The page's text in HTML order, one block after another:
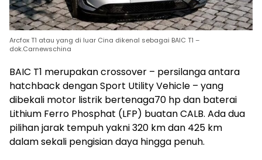
Arcfox T1 atau yang di luar Cina dikenal sebagai BAIC T1 –
dok.Carnewschina
BAIC T1 merupakan crossover – persilanga antara
hatchback dengan Sport Utility Vehicle – yang
dibekali motor listrik bertenaga70 hp dan baterai
Lithium Ferro Phosphat (LFP) buatan CALB. Ada dua
pilihan jarak tempuh yakni 320 km dan 425 km
dalam sekali pengisian daya hingga penuh.